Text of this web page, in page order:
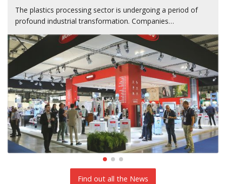
The plastics processing sector is undergoing a period of
profound industrial transformation. Companies…
Find out all the News